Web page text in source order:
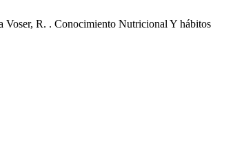
R. . Conocimiento Nutricional Y hábitos